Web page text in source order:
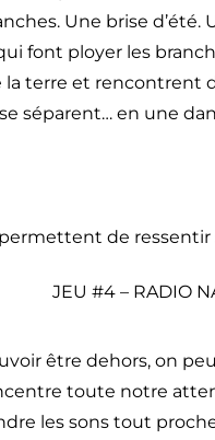
Une brise
font ployer les
terre et rencontrent
séparent… en une
de ressentir
JEU #4 – RADIO
être dehors, on
toute notre
les sons tout